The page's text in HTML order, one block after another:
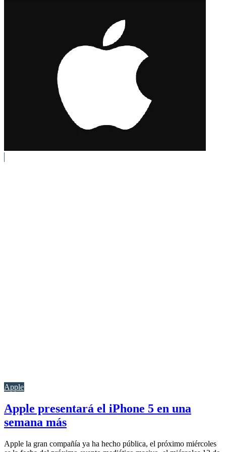
Apple
Apple presentará el iPhone 5 en una
semana más
Apple la gran compañía ya ha hecho pública, el próximo miércoles